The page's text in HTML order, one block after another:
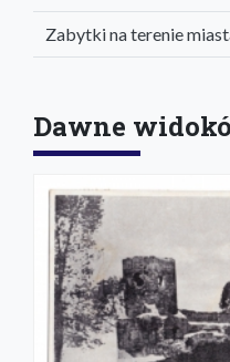
Zabytki na terenie
Dawne